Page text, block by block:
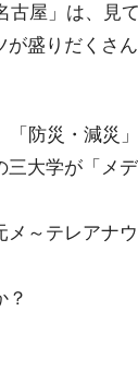
古屋」は、見
盛りだくさ
防災・減災
大学が「メデ
メ～テレアナ
？